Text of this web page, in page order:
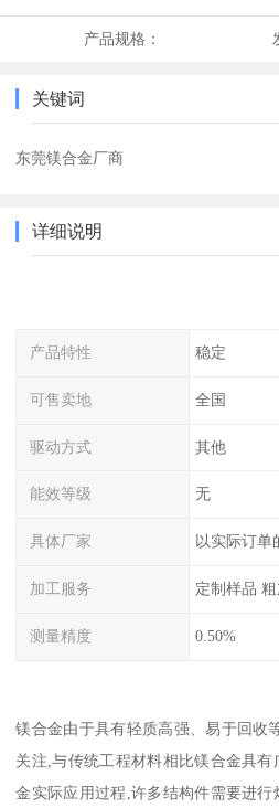
产品规格：
关键词
东莞镁合金厂商
详细说明
产品特性 稳定
可售卖地 全国
驱动方式 其他
能效等级 无
具体厂家 以实际订单
加工服务 定制样品 粗
测量精度 0.50%
镁合金由于具有轻质高强、易于回收
关注,与传统工程材料相比镁合金具
金实际应用过程,许多结构件需要进